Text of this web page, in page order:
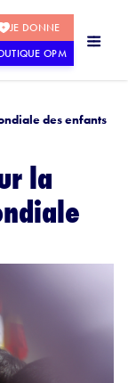
JE DONNE
OPM
des enfants
la